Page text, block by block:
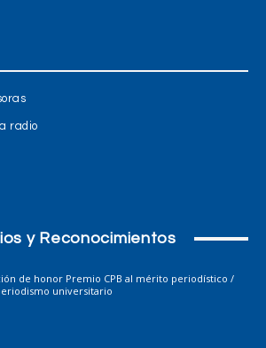
radio
y Reconocimientos
de honor Premio CPB al mérito periodístico /
universitario